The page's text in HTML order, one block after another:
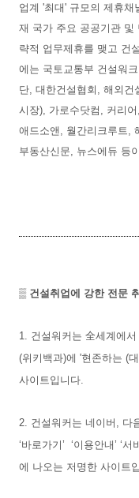
업계 '최대' 규모의 제휴
재 국가 주요 공공기관 및
략적 업무제휴를 맺고 건
에는 국토교통부 건설워
단, 대한건설협회, 해외건
시장), 가로수닷컴, 커리
애드소앤, 월간리크루트,
부동산신문, 뉴스에듀 등
▒ 건설취업에 강한 전문
1. 건설워커는 全세계에
(위키백과)에 '현존하는 (
사이트입니다.
2. 건설워커는 네이버, 다
‘바로가기’ ‘이용안내’ ‘서
에 나오는 저명한 사이트